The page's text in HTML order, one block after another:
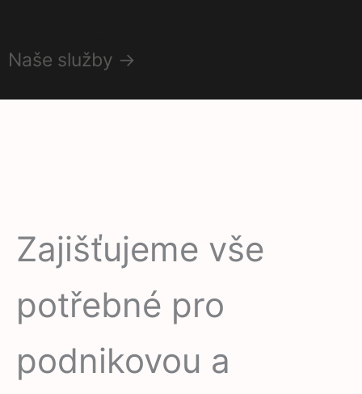
Naše služby →
Zajišťujeme vše
potřebné pro
podnikovou a